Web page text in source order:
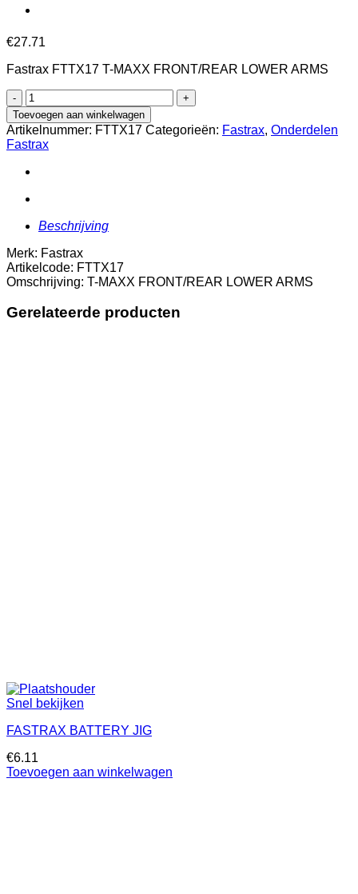
€27.71
Fastrax FTTX17 T-MAXX FRONT/REAR LOWER ARMS
T-
MAXX
FRONT/REAR
LOWER
ARMS
aantal
Toevoegen aan winkelwagen
Artikelnummer: FTTX17 Categorieën: Fastrax, Onderdelen
Fastrax
Beschrijving
Merk: Fastrax
Artikelcode: FTTX17
Omschrijving: T-MAXX FRONT/REAR LOWER ARMS
Gerelateerde producten
Snel bekijken
FASTRAX BATTERY JIG
€6.11
Toevoegen aan winkelwagen